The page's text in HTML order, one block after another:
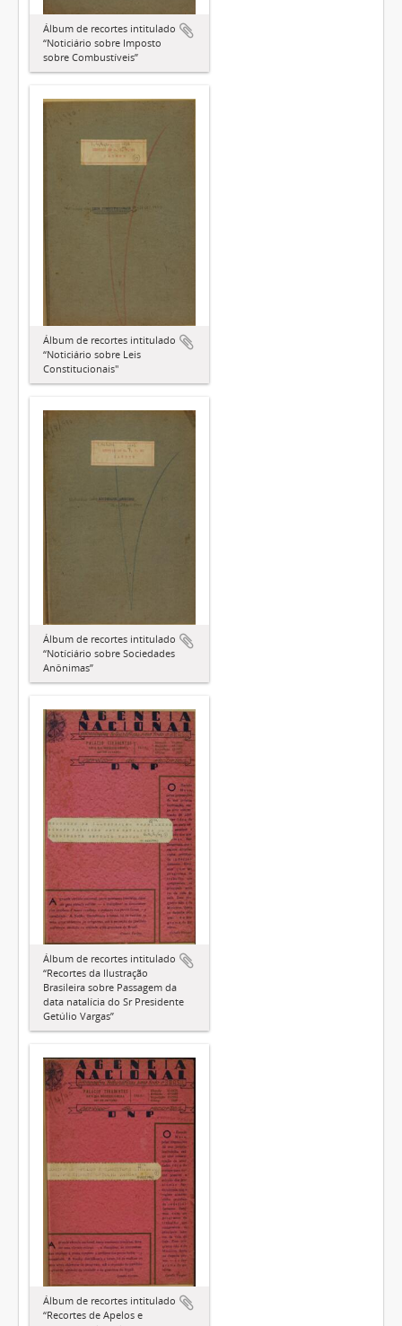
Álbum de recortes intitulado
“Noticiário sobre Imposto
sobre Combustíveis”
Álbum de recortes intitulado
“Noticiário sobre Leis
Constitucionais"
Álbum de recortes intitulado
“Notíciário sobre Sociedades
Anônimas”
Álbum de recortes intitulado
“Recortes da Ilustração
Brasileira sobre Passagem da
data natalícia do Sr Presidente
Getúlio Vargas”
Álbum de recortes intitulado
“Recortes de Apelos e